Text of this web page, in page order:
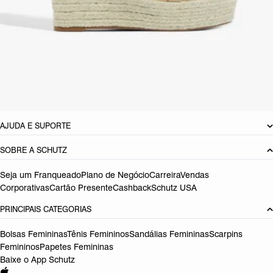
CARACTERÍSTICAS
AJUDA E SUPORTE
SOBRE A SCHUTZ
Seja um FranqueadoPlano de NegócioCarreiraVendas
CorporativasCartão PresenteCashbackSchutz USA
PRINCIPAIS CATEGORIAS
Bolsas FemininasTênis FemininosSandálias FemininasScarpins
FemininosPapetes Femininas
Baixe o App Schutz